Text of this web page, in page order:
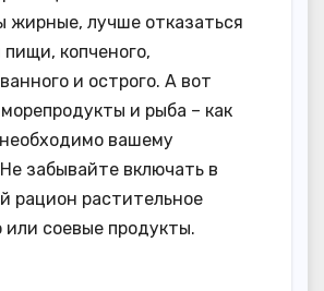
жирные, лучше отказаться
копченого,
и острого. А вот
и рыба – как
вашему
забывайте включать в
рацион растительное
или соевые продукты.